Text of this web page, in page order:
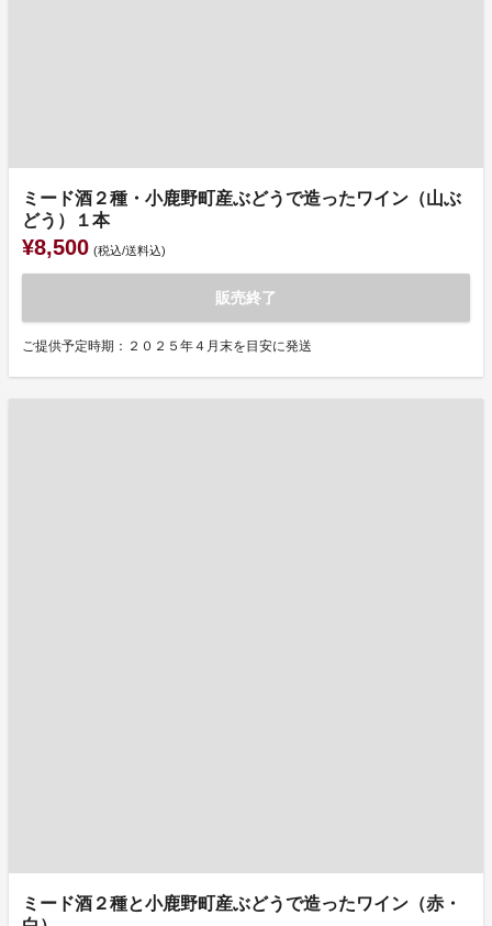
ミード酒２種・小鹿野町産ぶどうで造ったワイン（山ぶ
どう）１本
¥8,500 (税込/送料込)
販売終了
ご提供予定時期：２０２５年４月末を目安に発送
ミード酒２種と小鹿野町産ぶどうで造ったワイン（赤・